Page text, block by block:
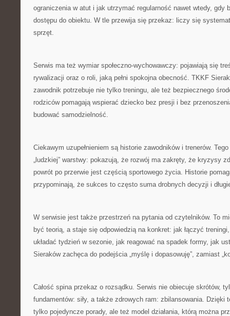
ograniczenia w atut i jak utrzymać regularność nawet wtedy, gdy
dostępu do obiektu. W tle przewija się przekaz: liczy się
sprzęt.
Serwis ma też wymiar społeczno-wychowawczy: pojawiają się
rywalizacji oraz o roli, jaką pełni spokojna obecność. TKKF
zawodnik potrzebuje nie tylko treningu, ale też bezpiecznego
rodziców pomagają wspierać dziecko bez presji i bez
budować samodzielność.
Ciekawym uzupełnieniem są historie zawodników i trenerów.
„ludzkiej” warstwy: pokazują, że rozwój ma zakręty, że kryzysy
powrót po przerwie jest częścią sportowego życia. Historie
przypominają, że sukces to często suma drobnych decyzji i
W serwisie jest także przestrzeń na pytania od czytelników. To
być teorią, a staje się odpowiedzią na konkret: jak łączyć
układać tydzień w sezonie, jak reagować na spadek formy, jak
Sieraków zachęca do podejścia „myślę i dopasowuję”, zamiast
Całość spina przekaz o rozsądku. Serwis nie obiecuje skrótów,
fundamentów: siły, a także zdrowych ram: zbilansowania. Dzięki
tylko pojedyncze porady, ale też model działania, którą można